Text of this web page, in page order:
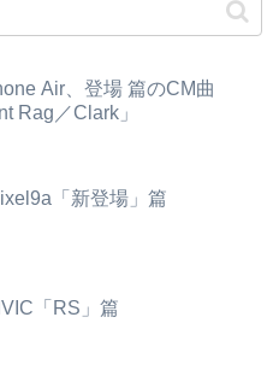
Air、登場 篇のCM曲
Rag／Clark」
「新登場」篇
「RS」篇